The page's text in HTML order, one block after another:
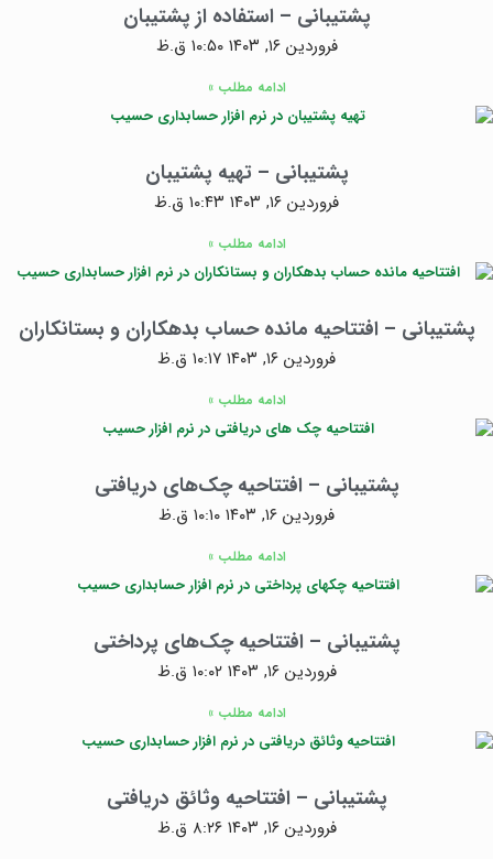
پشتیبانی – استفاده از پشتیبان
فروردین ۱۶, ۱۴۰۳ ۱۰:۵۰ ق.ظ
ادامه مطلب »
پشتیبانی – تهیه پشتیبان
فروردین ۱۶, ۱۴۰۳ ۱۰:۴۳ ق.ظ
ادامه مطلب »
پشتیبانی – افتتاحیه مانده حساب بدهکاران و بستانکاران
فروردین ۱۶, ۱۴۰۳ ۱۰:۱۷ ق.ظ
ادامه مطلب »
پشتیبانی – افتتاحیه چک‌های دریافتی
فروردین ۱۶, ۱۴۰۳ ۱۰:۱۰ ق.ظ
ادامه مطلب »
پشتیبانی – افتتاحیه چک‌های پرداختی
فروردین ۱۶, ۱۴۰۳ ۱۰:۰۲ ق.ظ
ادامه مطلب »
پشتیبانی – افتتاحیه وثائق دریافتی
فروردین ۱۶, ۱۴۰۳ ۸:۲۶ ق.ظ